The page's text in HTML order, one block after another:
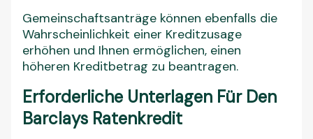
Gemeinschaftsanträge können ebenfalls die
Wahrscheinlichkeit einer Kreditzusage
erhöhen und Ihnen ermöglichen, einen
höheren Kreditbetrag zu beantragen.
Erforderliche Unterlagen Für Den
Barclays Ratenkredit